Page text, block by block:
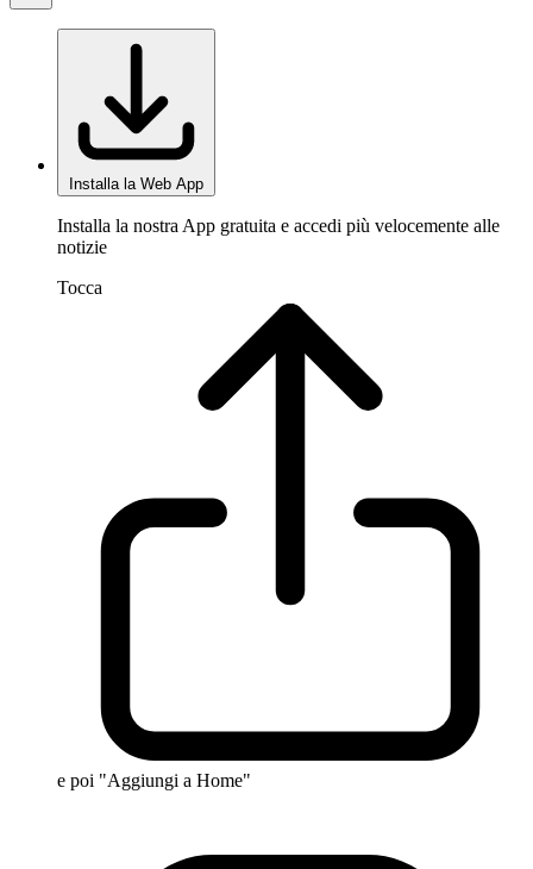
Installa la Web App
Installa la nostra App gratuita e accedi più velocemente alle
notizie
Tocca
e poi "Aggiungi a Home"